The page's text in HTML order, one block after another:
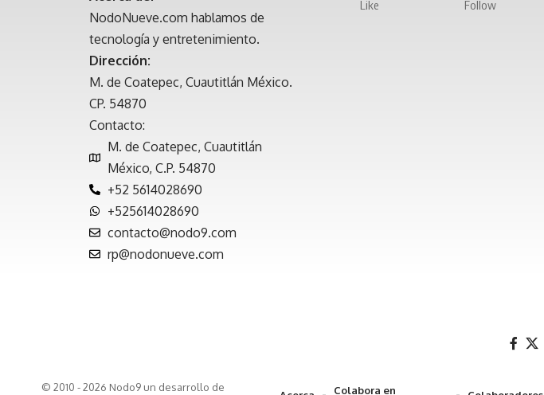
NodoNueve.com hablamos de
tecnología y entretenimiento.
Dirección:
M. de Coatepec, Cuautitlán México.
CP. 54870
Contacto:
M. de Coatepec, Cuautitlán
México, C.P. 54870
+52 5614028690
+525614028690
contacto@nodo9.com
rp@nodonueve.com
Like Follow
© 2010 - 2026 Nodo9 un desarrollo de
Colabora en